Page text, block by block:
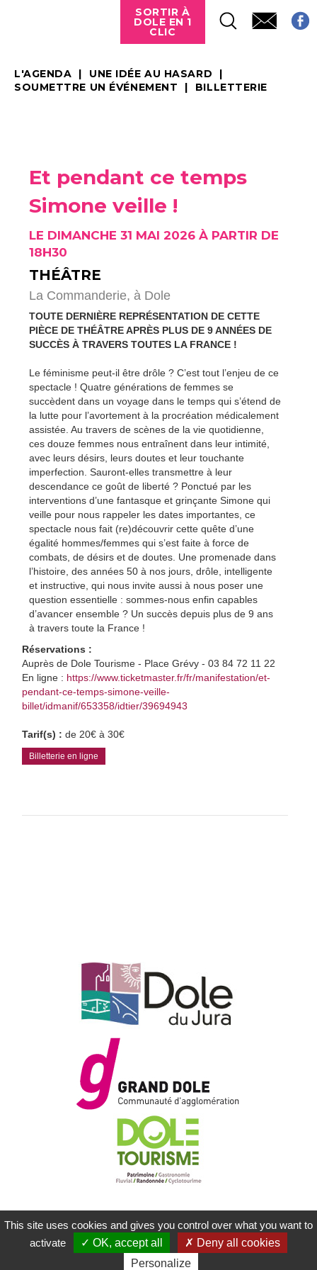
SORTIR À
DOLE EN 1
CLIC
L'AGENDA
UNE IDÉE AU HASARD
SOUMETTRE UN ÉVÉNEMENT
BILLETTERIE
Et pendant ce temps
Simone veille !
LE DIMANCHE 31 MAI 2026 À PARTIR DE
18H30
THÉÂTRE
La Commanderie, à Dole
TOUTE DERNIÈRE REPRÉSENTATION DE CETTE
PIÈCE DE THÉÂTRE APRÈS PLUS DE 9 ANNÉES DE
SUCCÈS À TRAVERS TOUTES LA FRANCE !
Le féminisme peut-il être drôle ? C’est tout l’enjeu de ce
spectacle ! Quatre générations de femmes se
succèdent dans un voyage dans le temps qui s’étend de
la lutte pour l’avortement à la procréation médicalement
assistée. Au travers de scènes de la vie quotidienne,
ces douze femmes nous entraînent dans leur intimité,
avec leurs désirs, leurs doutes et leur touchante
imperfection. Sauront-elles transmettre à leur
descendance ce goût de liberté ? Ponctué par les
interventions d’une fantasque et grinçante Simone qui
veille pour nous rappeler les dates importantes, ce
spectacle nous fait (re)découvrir cette quête d’une
égalité hommes/femmes qui s’est faite à force de
combats, de désirs et de doutes. Une promenade dans
l’histoire, des années 50 à nos jours, drôle, intelligente
et instructive, qui nous invite aussi à nous poser une
question essentielle : sommes-nous enfin capables
d’avancer ensemble ? Un succès depuis plus de 9 ans
à travers toute la France !
Réservations :
Auprès de Dole Tourisme - Place Grévy - 03 84 72 11 22
En ligne : https://www.ticketmaster.fr/fr/manifestation/et-
pendant-ce-temps-simone-veille-
billet/idmanif/653358/idtier/39694943
Tarif(s) : de 20€ à 30€
Billetterie en ligne
MENTIONS LÉGALES
PLAN DU SITE
CONTACTEZ-NOUS
RÉALISATION KOREDGE
This site uses cookies and gives you control over what you want to
activate
OK, accept all
Deny all cookies
Personalize